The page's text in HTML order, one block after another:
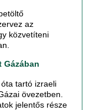
az
közvetíteni
Gázában
tartó izraeli
övezetben.
jelentős része